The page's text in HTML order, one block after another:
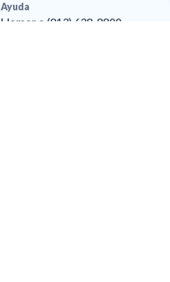
Ayuda
Llamar a (813) 638-8800